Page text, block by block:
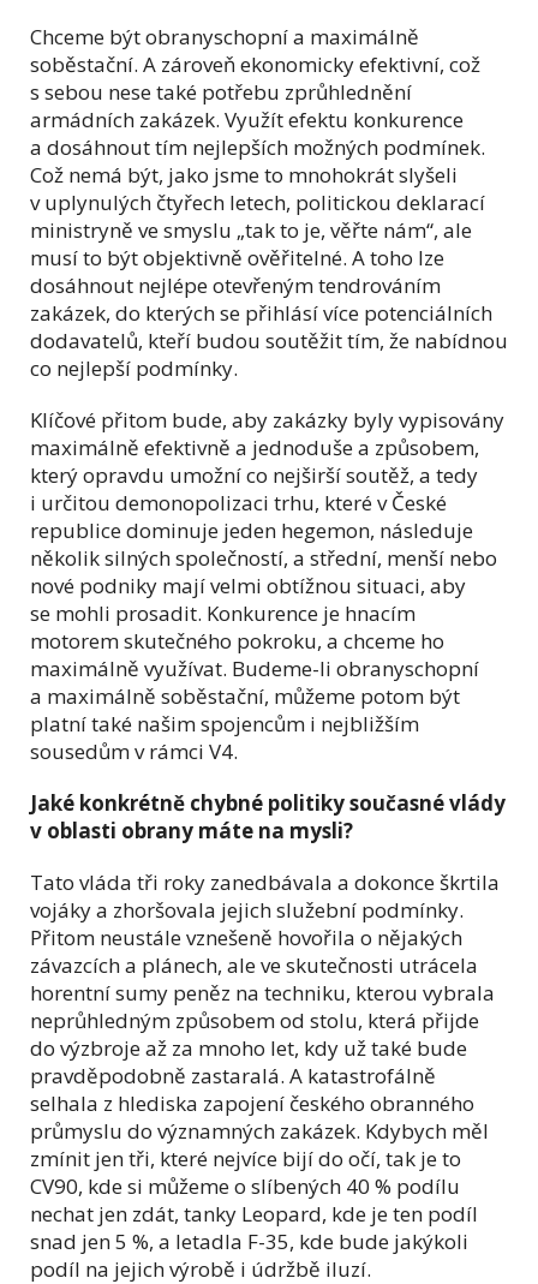
Chceme být obranyschopní a maximálně
soběstační. A zároveň ekonomicky efektivní, což
s sebou nese také potřebu zprůhlednění
armádních zakázek. Využít efektu konkurence
a dosáhnout tím nejlepších možných podmínek.
Což nemá být, jako jsme to mnohokrát slyšeli
v uplynulých čtyřech letech, politickou deklarací
ministryně ve smyslu „tak to je, věřte nám“, ale
musí to být objektivně ověřitelné. A toho lze
dosáhnout nejlépe otevřeným tendrováním
zakázek, do kterých se přihlásí více potenciálních
dodavatelů, kteří budou soutěžit tím, že nabídnou
co nejlepší podmínky.
Klíčové přitom bude, aby zakázky byly vypisovány
maximálně efektivně a jednoduše a způsobem,
který opravdu umožní co nejširší soutěž, a tedy
i určitou demonopolizaci trhu, které v České
republice dominuje jeden hegemon, následuje
několik silných společností, a střední, menší nebo
nové podniky mají velmi obtížnou situaci, aby
se mohli prosadit. Konkurence je hnacím
motorem skutečného pokroku, a chceme ho
maximálně využívat. Budeme-li obranyschopní
a maximálně soběstační, můžeme potom být
platní také našim spojencům i nejbližším
sousedům v rámci V4.
Jaké konkrétně chybné politiky současné vlády
v oblasti obrany máte na mysli?
Tato vláda tři roky zanedbávala a dokonce škrtila
vojáky a zhoršovala jejich služební podmínky.
Přitom neustále vznešeně hovořila o nějakých
závazcích a plánech, ale ve skutečnosti utrácela
horentní sumy peněz na techniku, kterou vybrala
neprůhledným způsobem od stolu, která přijde
do výzbroje až za mnoho let, kdy už také bude
pravděpodobně zastaralá. A katastrofálně
selhala z hlediska zapojení českého obranného
průmyslu do významných zakázek. Kdybych měl
zmínit jen tři, které nejvíce bijí do očí, tak je to
CV90, kde si můžeme o slíbených 40 % podílu
nechat jen zdát, tanky Leopard, kde je ten podíl
snad jen 5 %, a letadla F-35, kde bude jakýkoli
podíl na jejich výrobě i údržbě iluzí.